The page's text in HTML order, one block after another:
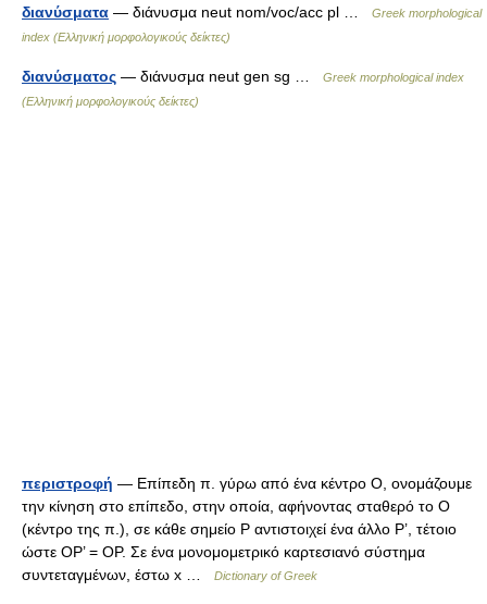
διανύσματα — διάνυσμα neut nom/voc/acc pl …
Greek morphological
index (Ελληνική μορφολογικούς δείκτες)
διανύσματος — διάνυσμα neut gen sg …
Greek morphological index
(Ελληνική μορφολογικούς δείκτες)
περιστροφή — Επίπεδη π. γύρω από ένα κέντρο Ο, ονομάζουμε
την κίνηση στο επίπεδο, στην οποία, αφήνοντας σταθερό το Ο
(κέντρο της π.), σε κάθε σημείο Ρ αντιστοιχεί ένα άλλο P’, τέτοιο
ώστε OP’ = OP. Σε ένα μονομομετρικό καρτεσιανό σύστημα
συντεταγμένων, έστω x …
Dictionary of Greek